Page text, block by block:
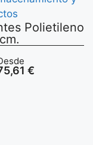
Polietileno
€